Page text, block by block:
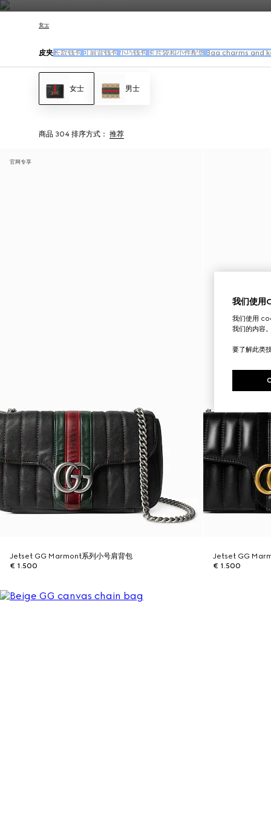
女士
皮夹 长款钱包 可肩背钱包 小巧钱包 卡片袋和小件配饰 Bag charms and
女士 男士
商品 304 排序方式： 推荐
官网专享
Jetset GG Marmont系列小号肩背包
€ 1.500
Jetset GG
€ 1.500
我们使用
我们使用
我们的内容
要了解此类